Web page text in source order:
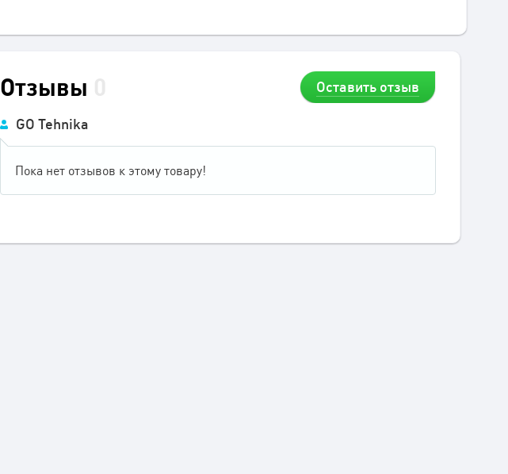
Отзывы Оставить отзыв
GO Tehnika
Пока нет отзывов к этому товару!